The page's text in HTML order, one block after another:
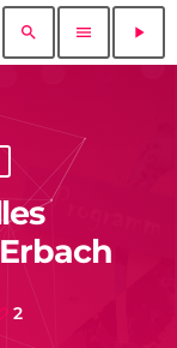
search menu play_arrow
2